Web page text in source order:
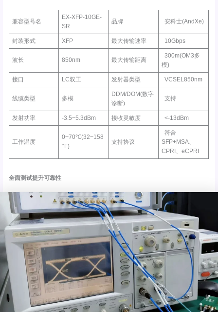
兼容型号名
EX-XFP-10GE-
SR
品牌 安科士(AndXe)
封装形式 XFP 最大传输速率 10Gbps
波长 850nm 最大传输距离
300m(OM3多
模)
接口 LC双工 发射器类型 VCSEL850nm
线缆类型 多模
DDM/DOM(数字
诊断)
支持
发射功率 -3.5~5.3dBm 接收灵敏度 <-13dBm
工作温度
0~70℃(32~158
°F)
支持协议
符合
SFP+MSA、
CPRI、eCPRI
全面测试提升可靠性